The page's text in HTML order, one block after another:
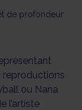
de profondeur
reproductions
ou Nana
l’artiste